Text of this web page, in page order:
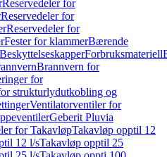
Reservedeler for
Reservedeler for
Reservedeler for
Fester for klammerBærende
BeskyttelseskapperForbruksmateriell
Brannvern for
for
strukturlydutkobling og
Ventilatorventiler for
Geberit Pluvia
for TakavløpTakavløp opptil 12
12 l/sTakavløp opptil 25